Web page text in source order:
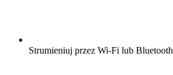
Strumieniuj przez Wi-Fi lub Bluetooth